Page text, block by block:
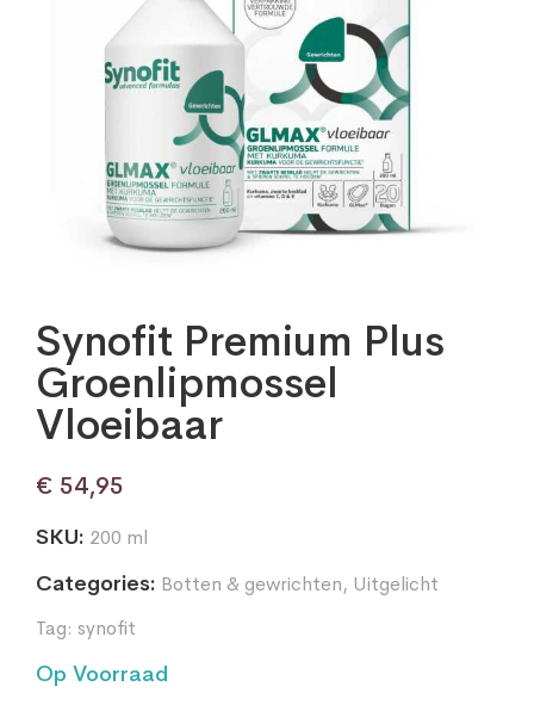
Synofit Premium Plus
Groenlipmossel
Vloeibaar
€ 54,95
SKU: 200 ml
Categories: Botten & gewrichten, Uitgelicht
Tag: synofit
Op Voorraad